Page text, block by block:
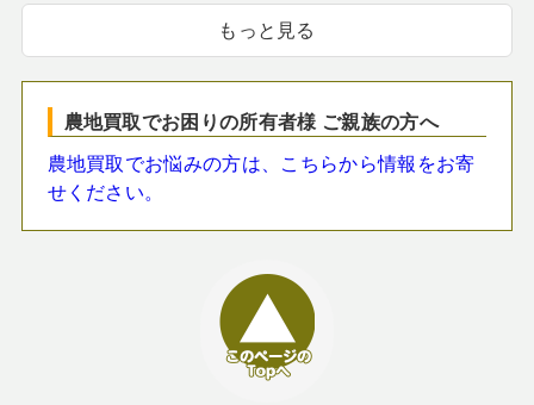
もっと見る
農地買取でお困りの所有者様 ご親族の方へ
農地買取でお悩みの方は、こちらから情報をお寄
せください。